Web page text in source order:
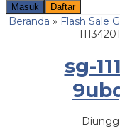
Masuk
Daftar
Beranda » Flash Sale
sg-